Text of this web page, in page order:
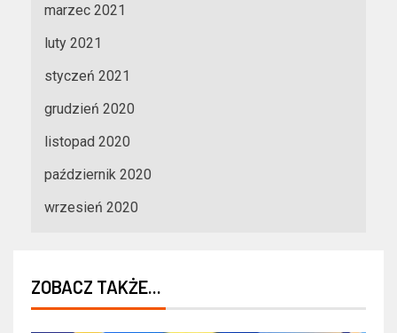
marzec 2021
luty 2021
styczeń 2021
grudzień 2020
listopad 2020
październik 2020
wrzesień 2020
ZOBACZ TAKŻE...